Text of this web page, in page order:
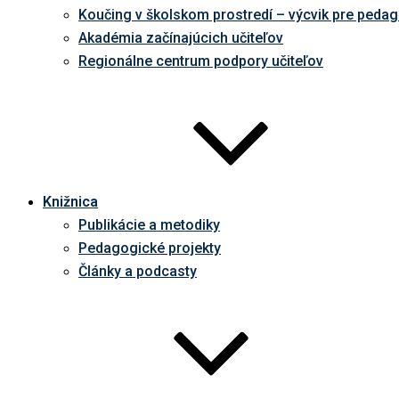
Koučing v školskom prostredí – výcvik pre
Akadémia začínajúcich učiteľov
Regionálne centrum podpory učiteľov
Knižnica
Publikácie a metodiky
Pedagogické projekty
Články a podcasty